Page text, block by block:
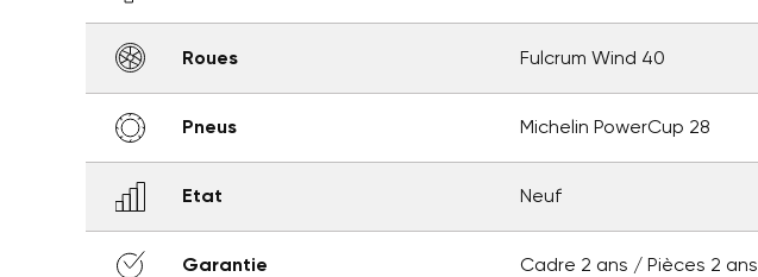
Roues Fulcrum Wind 40
Pneus Michelin PowerCup 28
Etat Neuf
Garantie Cadre 2 ans / Pièces 2 ans